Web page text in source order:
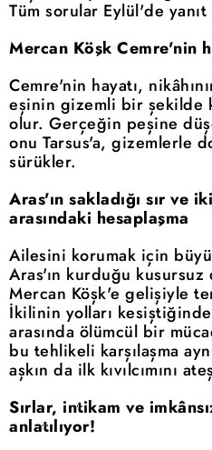
Tüm sorular Eylül'de
Mercan Köşk Cemre'nin
Cemre'nin hayatı,
eşinin gizemli bir şekilde
olur. Gerçeğin peşine
onu Tarsus'a, gizemlerle
sürükler.
Aras'ın sakladığı sır ve
arasındaki hesaplaşma
Ailesini korumak için
Aras'ın kurduğu
Mercan Köşk'e gelişiyle
İkilinin yolları
arasında ölümcül bir
bu tehlikeli karşılaşma
aşkın da ilk kıvılcımını
Sırlar, intikam ve
anlatılıyor!